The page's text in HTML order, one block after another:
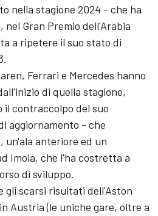
nella stagione 2024 - che ha
Gran Premio dell'Arabia
a ripetere il suo stato di
, Ferrari e Mercedes hanno
di quella stagione,
il contraccolpo del suo
aggiornamento - che
un'ala anteriore ed un
Imola, che l'ha costretta a
di sviluppo.
gli scarsi risultati dell'Aston
Austria (le uniche gare, oltre a